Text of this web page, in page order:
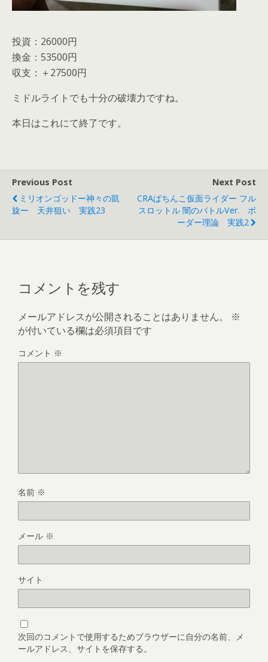
投資：26000円
換金：53500円
収支：＋27500円
ミドルライトでも十分の破壊力ですね。
本日はこれにて終了です。
Previous Post
ミリオンゴッドー神々の凱
旋ー 天井狙い 実践23
Next Post
CRAぱちんこ仮面ライダー フル
スロットル 闇のバトルVer. ボ
ーダー理論 実践2
コメントを残す
メールアドレスが公開されることはありません。
※
が付いている欄は必須項目です
コメント ※
名前 ※
メール ※
サイト
次回のコメントで使用するためブラウザーに自分の名前、メ
ールアドレス、サイトを保存する。